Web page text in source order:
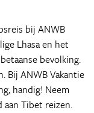
bij ANWB
Lhasa en het
bevolking.
Bij ANWB Vakantie
handig! Neem
Tibet reizen.